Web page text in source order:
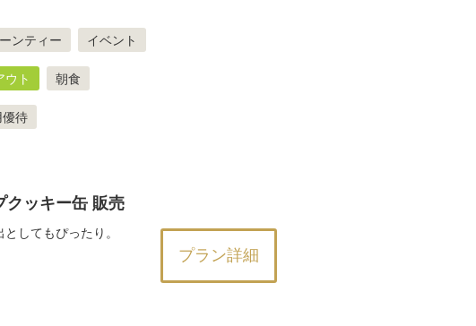
ンティー イベント
ウト 朝食
優待
クッキー缶 販売
してもぴったり。
プラン詳細